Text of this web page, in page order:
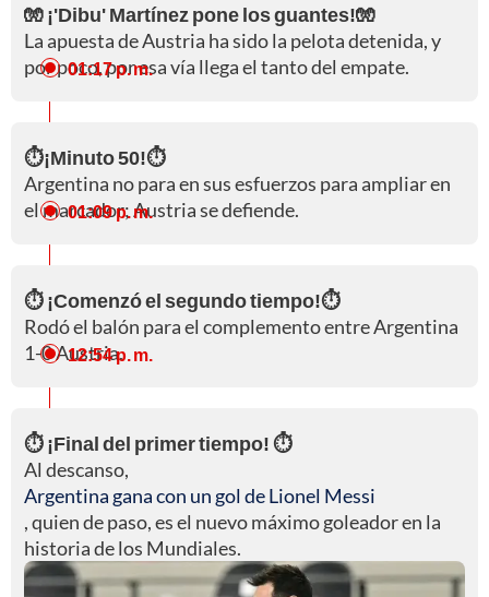
🧤 ¡'Dibu' Martínez pone los guantes!🧤
La apuesta de Austria ha sido la pelota detenida, y
por poco, por esa vía llega el tanto del empate.
01:17 p. m.
⏱️¡Minuto 50!⏱️
Argentina no para en sus esfuerzos para ampliar en
el marcador; Austria se defiende.
01:09 p. m.
⏱️ ¡Comenzó el segundo tiempo!⏱️
Rodó el balón para el complemento entre Argentina
1-0 Austria.
12:54 p. m.
⏱️ ¡Final del primer tiempo! ⏱️
Al descanso,
Argentina gana con un gol de Lionel Messi
, quien de paso, es el nuevo máximo goleador en la
historia de los Mundiales.